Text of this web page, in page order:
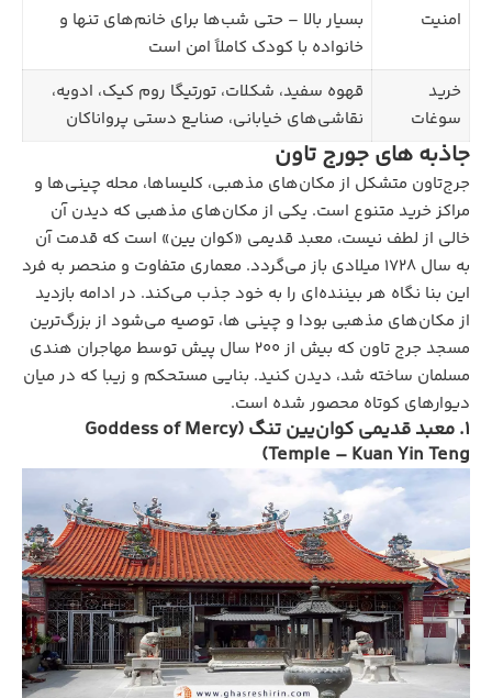
امنیت
بسیار بالا – حتی شب‌ها برای خانم‌های تنها و
خانواده با کودک کاملاً امن است
خرید
سوغات
قهوه سفید، شکلات، تورتیگا روم کیک، ادویه،
نقاشی‌های خیابانی، صنایع دستی پرواناکان
جاذبه‌ های جورج تاون
جرج‌تاون متشکل از مکان‌های مذهبی، کلیساها، محله چینی‌ها و
مراکز خرید متنوع است. یکی از مکان‌های مذهبی که دیدن آن
خالی از لطف نیست، معبد قدیمی «کوان یین» است که قدمت آن
به سال ۱۷۲۸ میلادی باز می‌گردد. معماری متفاوت و منحصر به فرد
این بنا نگاه هر بیننده‌ای را به خود جذب می‌کند. در ادامه بازدید
از مکان‌های مذهبی بودا و چینی ها، توصیه می‌شود از بزرگ‌ترین
مسجد جرج تاون که بیش از ۲۰۰ سال پیش توسط مهاجران هندی
مسلمان ساخته شد، دیدن کنید. بنایی مستحکم و زیبا که در میان
دیوار‌های کوتاه محصور شده است.
1. معبد قدیمی کوان‌یین تنگ (Goddess of Mercy
Temple – Kuan Yin Teng)